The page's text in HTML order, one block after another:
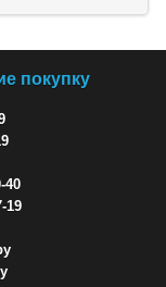
покупку
40
19